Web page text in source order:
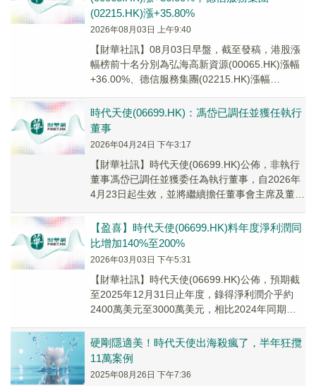
(02215.HK)漲+35.80%
2026年08月03日 上午9:40
【財華社訊】08月03日早盤，截至發稿，港股漲
幅榜前十名分別為弘海高新資源(00065.HK)漲幅
+36.00%、德信服務集團(02215.HK)漲幅
時代天使(06699.HK)：馮岱已調任並獲任執行
董事
2026年04月24日 下午3:17
​【財華社訊】時代天使(06699.HK)公佈，非執行
董事馮岱已調任並獲委任為執行董事，自2026年
4月23日起生效，並將繼續擔任董事會主席及董事
【盈喜】時代天使(06699.HK)料年度淨利潤同
比增加140%至200%
2026年03月03日 下午5:31
​【財華社訊】時代天使(06699.HK)公佈，預期截
至2025年12月31日止年度，錄得淨利潤介乎約
2400萬美元至3000萬美元，相比2024年同期的
硬剛隱適美！時代天使出海殺瘋了，半年狂攬
11萬案例
2025年08月26日 下午7:36